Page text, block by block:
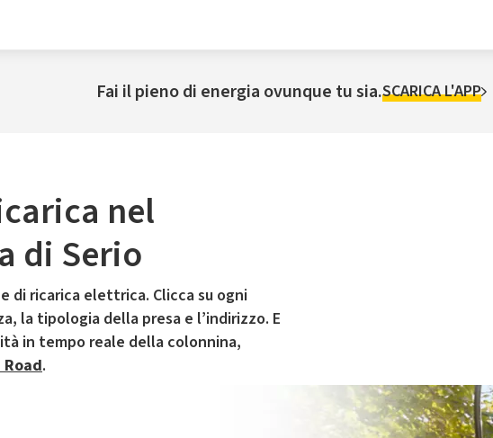
Fai il pieno di energia ovunque tu sia.SCARICA L'APP
nel
di Serio
di ricarica elettrica. Clicca su ogni
la tipologia della presa e l’indirizzo. E
in tempo reale della colonnina,
.